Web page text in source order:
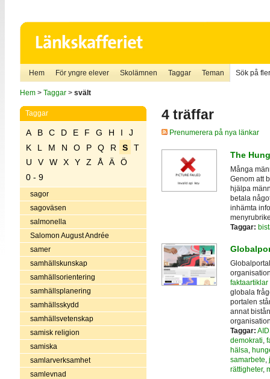
Hem För yngre elever Skolämnen Taggar Teman Sök på
Hem> Taggar> svält
Taggar
A B C D E F G H I
J
K
L M N O P Q R S
T
U
V W X Y Z Å Ä
Ö
0 - 9
sagor
sagoväsen
salmonella
Salomon August Andrée
samer
samhällskunskap
samhällsorientering
samhällsplanering
samhällsskydd
samhällsvetenskap
samisk religion
samiska
samlarverksamhet
samlevnad
4 träffar
Prenumerera på nya länkar
The
Många
Genom att
hjälpa
betala
inhämta
Taggar:
globala
portalen
annat
Taggar:
demokrati,
hälsa,
samarbete,
rättigheter,